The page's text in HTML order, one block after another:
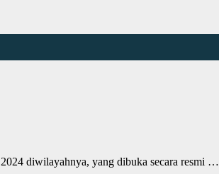
diwilayahnya, yang dibuka secara resmi …